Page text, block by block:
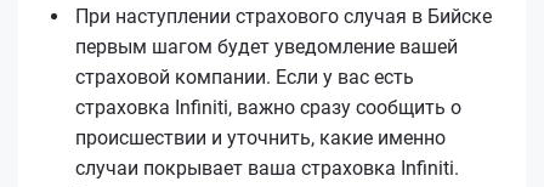
При наступлении страхового случая в Бийске
первым шагом будет уведомление вашей
страховой компании. Если у вас есть
страховка Infiniti, важно сразу сообщить о
происшествии и уточнить, какие именно
случаи покрывает ваша страховка Infiniti.